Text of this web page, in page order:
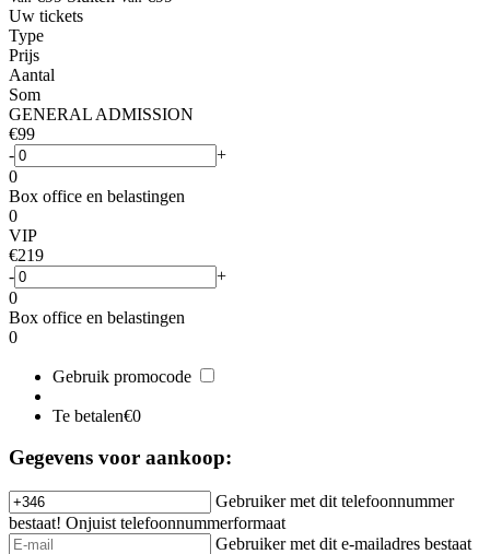
Uw tickets
Type
Prijs
Aantal
Som
GENERAL ADMISSION
€99
-
+
0
Box office en belastingen
0
VIP
€219
-
+
0
Box office en belastingen
0
Gebruik promocode
Te betalen€0
Gegevens voor aankoop:
Gebruiker met dit telefoonnummer
bestaat! Onjuist telefoonnummerformaat
Gebruiker met dit e-mailadres bestaat